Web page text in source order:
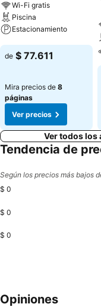
Wi-Fi gratis
Piscina
Estacionamiento
Ver precios
de $ 77.611
Mira precios de 8
páginas
Ver precios
Ver todos los
Tendencia de
Según los precios más bajos
$ 0
$ 0
$ 0
Opiniones